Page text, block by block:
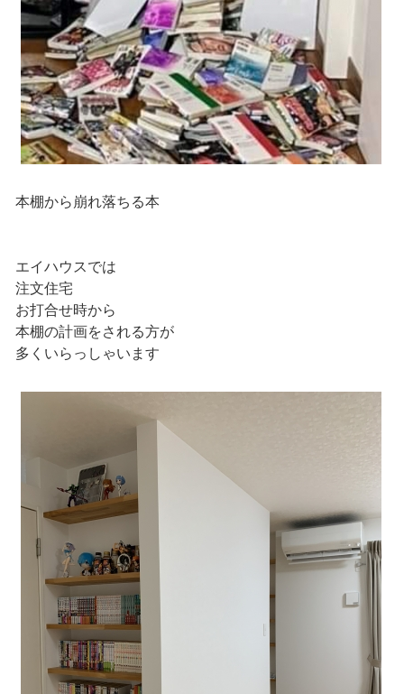
本棚から崩れ落ちる本
エイハウスでは
注文住宅
お打合せ時から
本棚の計画をされる方が
多くいらっしゃいます